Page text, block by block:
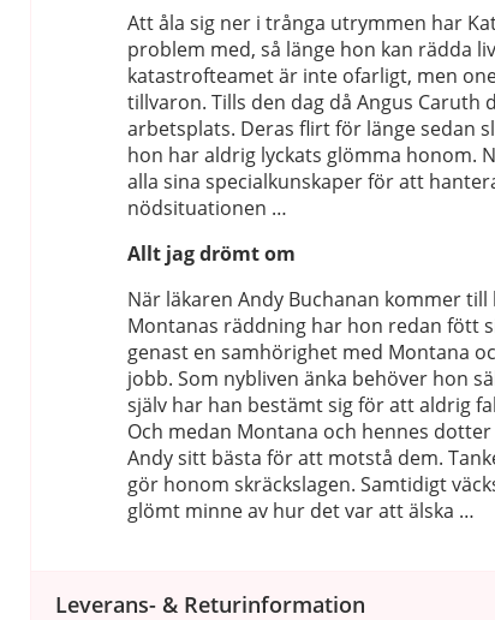
Att åla sig ner i trånga utrymmen har
problem med, så länge hon kan rädda
katastrofteamet är inte ofarligt, men
tillvaron. Tills den dag då Angus Caruth
arbetsplats. Deras flirt för länge sedan
hon har aldrig lyckats glömma honom.
alla sina specialkunskaper för att
nödsituationen …
Allt jag drömt om
När läkaren Andy Buchanan kommer
Montanas räddning har hon redan fött
genast en samhörighet med Montana
jobb. Som nybliven änka behöver hon
själv har han bestämt sig för att aldrig
Och medan Montana och hennes
Andy sitt bästa för att motstå dem.
gör honom skräckslagen. Samtidigt
glömt minne av hur det var att älska …
Leverans- & Returinformation